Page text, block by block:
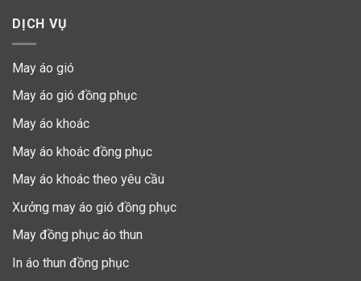
DỊCH VỤ
May áo gió
May áo gió đồng phục
May áo khoác
May áo khoác đồng phục
May áo khoác theo yêu cầu
Xưởng may áo gió đồng phục
May đồng phục áo thun
In áo thun đồng phục